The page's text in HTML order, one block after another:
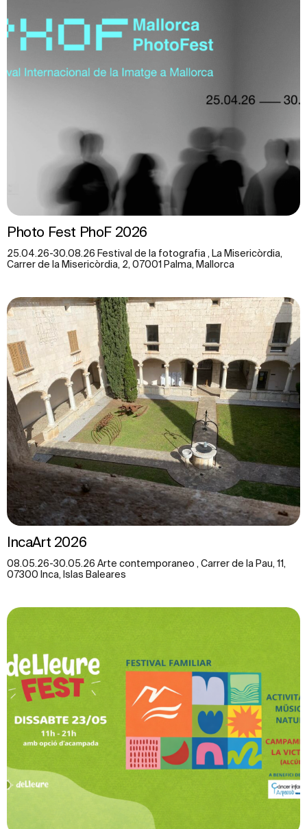
Photo Fest PhoF 2026
25.04.26-30.08.26 Festival de la fotografia , La Misericòrdia,
Carrer de la Misericòrdia, 2, 07001 Palma, Mallorca
IncaArt 2026
08.05.26-30.05.26 Arte contemporaneo , Carrer de la Pau, 11,
07300 Inca, Islas Baleares